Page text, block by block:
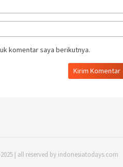
komentar saya berikutnya.
| all reserved by indonesiatodays.com